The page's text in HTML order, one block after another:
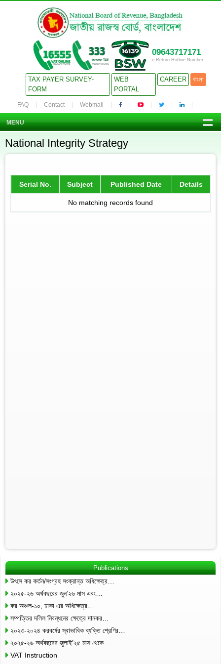
09643717171
e-Return Hotline Number
TAX PAYER SURVEY-
FORM
WEB
PORTAL
CAREER বাংলা
FAQ Contact Webmail
MENU
National Integrity Strategy
Serial No. Subject Published Date Details
No matching records found
Publications
উৎসে কর কর্তন/সংগ্রহ সংক্রান্ত অধিক্ষেত্র…
২০২৫-২৬ অর্থবছরের জুন’২৬ মাস এবং…
কর অঞ্চল-১০, ঢাকা এর অধিক্ষেত্র…
সম্পত্তির দলিল নিবন্ধনের ক্ষেত্রে দানকর…
২০২৩-২০২৪ করবর্ষের স্বাভাবিক ব্যক্তি শ্রেণির…
২০২৫-২৬ অর্থবছরের জুলাই’২৫ মাস থেকে…
VAT Instruction